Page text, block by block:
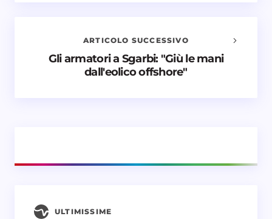
ARTICOLO SUCCESSIVO
Gli armatori a Sgarbi: "Giù le mani
dall'eolico offshore"
ULTIMISSIME